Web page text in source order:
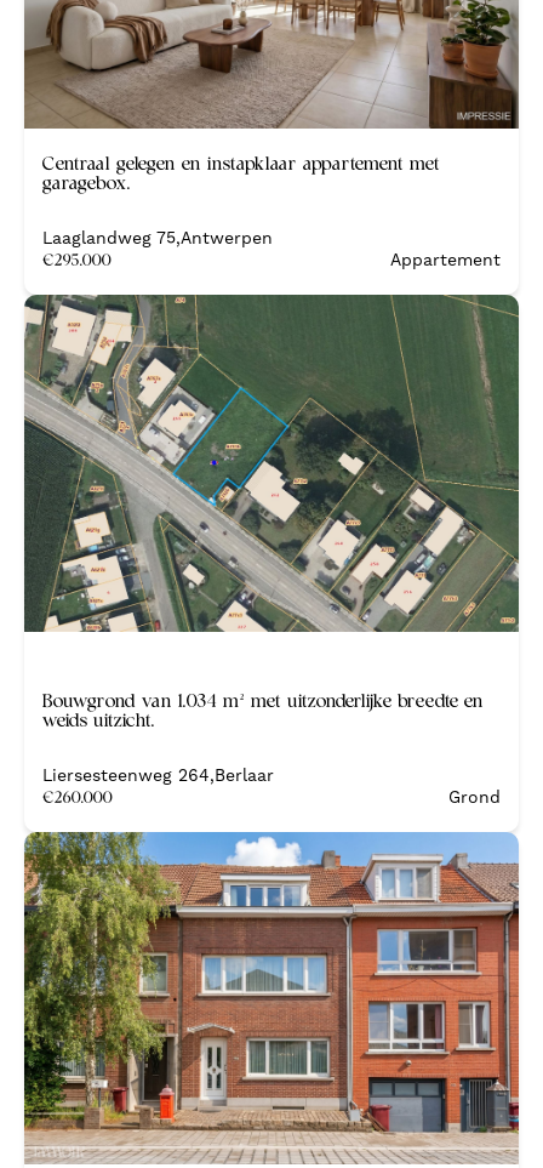
Centraal gelegen en instapklaar appartement met
garagebox.
Laaglandweg 75,Antwerpen
€295.000 Appartement
Bouwgrond van 1.034 m² met uitzonderlijke breedte en
weids uitzicht.
Liersesteenweg 264,Berlaar
€260.000 Grond